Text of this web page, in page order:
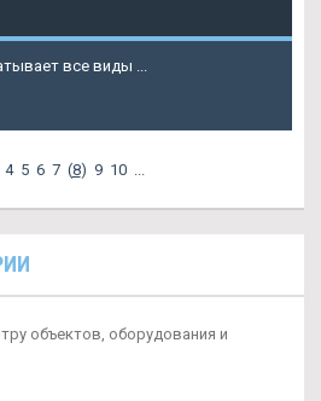
все виды ...
4 5 6 7 (8) 9 10 ...
объектов, оборудования и